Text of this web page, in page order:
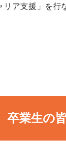
ア支援」を行
卒業生の